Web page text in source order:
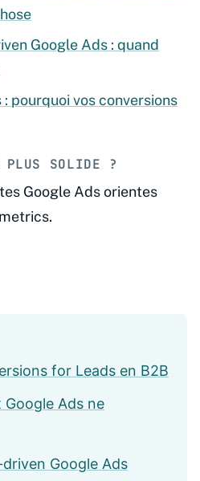
Google Ads : quand
pourquoi vos conversions
PLUS SOLIDE ?
Google Ads orientes
for Leads en B2B
Google Ads ne
Google Ads